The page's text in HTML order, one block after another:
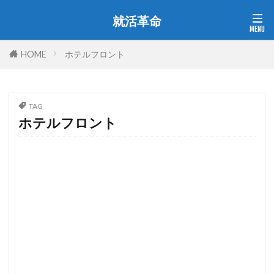
就活革命
HOME ホテルフロント
TAG
ホテルフロント